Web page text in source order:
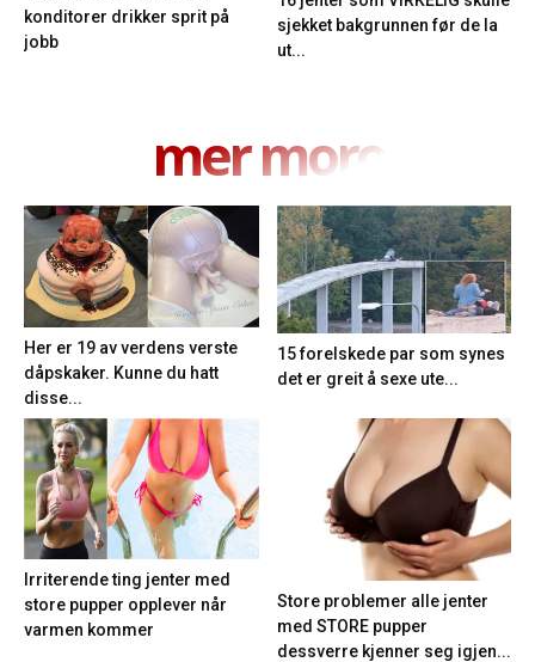
konditorer drikker sprit på
jobb
sjekket bakgrunnen før de la
ut...
mer moro
Her er 19 av verdens verste
dåpskaker. Kunne du hatt
disse...
15 forelskede par som synes
det er greit å sexe ute...
Irriterende ting jenter med
store pupper opplever når
varmen kommer
Store problemer alle jenter
med STORE pupper
dessverre kjenner seg igjen...